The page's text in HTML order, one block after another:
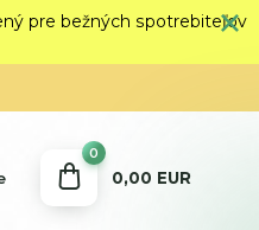
pre bežných spotrebiteľov
0
0,00 EUR